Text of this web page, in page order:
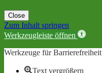
Close
Zum Inhalt springen
Werkzeugleiste öffnen
Werkzeuge für Barrierefreiheit
Text vergrößern